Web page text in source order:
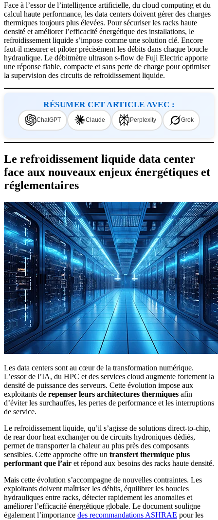
Face à l’essor de l’intelligence artificielle, du cloud computing et du
calcul haute performance, les data centers doivent gérer des charges
thermiques toujours plus élevées. Pour sécuriser les racks haute
densité et améliorer l’efficacité énergétique des installations, le
refroidissement liquide s’impose comme une solution clé. Encore
faut-il mesurer et piloter précisément les débits dans chaque boucle
hydraulique. Le débitmètre ultrason s-flow de Fuji Electric apporte
une réponse fiable, compacte et sans perte de charge pour optimiser
la supervision des circuits de refroidissement liquide.
RÉSUMER CET ARTICLE AVEC :
ChatGPT Claude Perplexity Grok
Le refroidissement liquide data center
face aux nouveaux enjeux énergétiques et
réglementaires
Les data centers sont au cœur de la transformation numérique.
L’essor de l’IA, du HPC et des services cloud augmente fortement la
densité de puissance des serveurs. Cette évolution impose aux
exploitants de repenser leurs architectures thermiques afin
d’éviter les surchauffes, les pertes de performance et les interruptions
de service.
Le refroidissement liquide, qu’il s’agisse de solutions direct-to-chip,
de rear door heat exchanger ou de circuits hydroniques dédiés,
permet de transporter la chaleur au plus près des composants
sensibles. Cette approche offre un transfert thermique plus
performant que l’air et répond aux besoins des racks haute densité.
Mais cette évolution s’accompagne de nouvelles contraintes. Les
exploitants doivent maîtriser les débits, équilibrer les boucles
hydrauliques entre racks, détecter rapidement les anomalies et
améliorer l’efficacité énergétique globale. Le document souligne
également l’importance des recommandations ASHRAE pour les